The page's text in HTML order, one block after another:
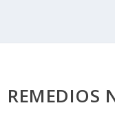
REMEDIOS